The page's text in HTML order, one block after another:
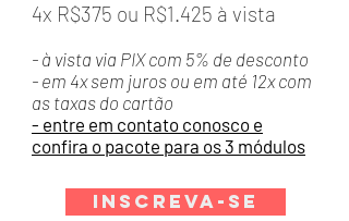
4x R$375 ou R$1.425 à vista
- à vista via PIX com 5% de desconto
- em 4x sem juros ou em até 12x com
as taxas do cartão
- entre em contato conosco e
confira o pacote para os 3 módulos
Inscreva-se